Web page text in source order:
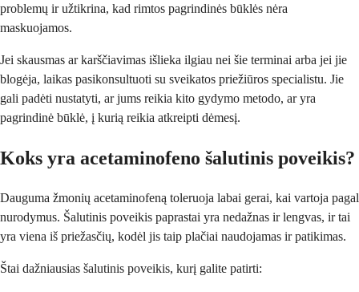
problemų ir užtikrina, kad rimtos pagrindinės būklės nėra
maskuojamos.
Jei skausmas ar karščiavimas išlieka ilgiau nei šie terminai arba jei jie
blogėja, laikas pasikonsultuoti su sveikatos priežiūros specialistu. Jie
gali padėti nustatyti, ar jums reikia kito gydymo metodo, ar yra
pagrindinė būklė, į kurią reikia atkreipti dėmesį.
Koks yra acetaminofeno šalutinis poveikis?
Dauguma žmonių acetaminofeną toleruoja labai gerai, kai vartoja pagal
nurodymus. Šalutinis poveikis paprastai yra nedažnas ir lengvas, ir tai
yra viena iš priežasčių, kodėl jis taip plačiai naudojamas ir patikimas.
Štai dažniausias šalutinis poveikis, kurį galite patirti: